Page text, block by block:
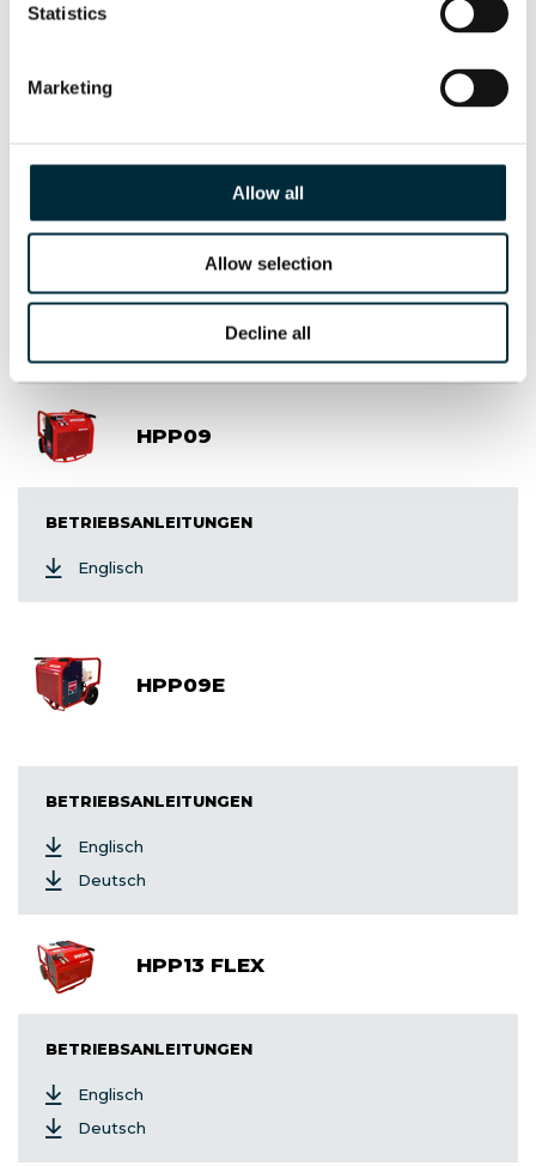
Statistics
Marketing
Allow all
Allow selection
Decline all
HPP06
BETRIEBSANLEITUNGEN
HPP09
BETRIEBSANLEITUNGEN
Englisch
HPP09E
BETRIEBSANLEITUNGEN
Englisch
Deutsch
HPP13 FLEX
BETRIEBSANLEITUNGEN
Englisch
Deutsch